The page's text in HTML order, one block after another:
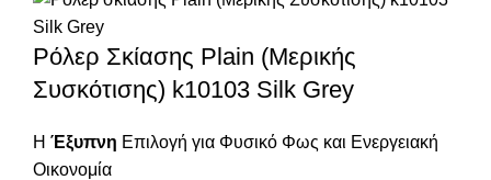
Ρόλερ Σκίασης Plain (Μερικής
Συσκότισης) k10103 Silk Grey
Η Έξυπνη Επιλογή για Φυσικό Φως και Ενεργειακή
Οικονομία